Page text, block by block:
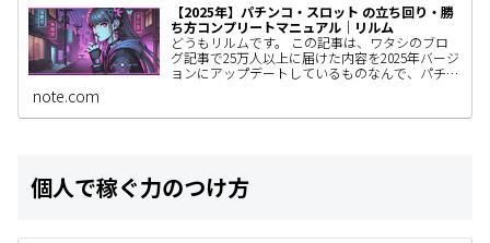
【2025年】パチンコ・スロット の立ち回り・勝
ち方コンプリートマニュアル｜リルム
どうもリルムです。 この記事は、ワタシのブロ
グ記事で25万人以上に届けた内容を2025年バージ
ョンにアップデートしているものなんで、パチン
note.com
個人で稼ぐ力のつけ方